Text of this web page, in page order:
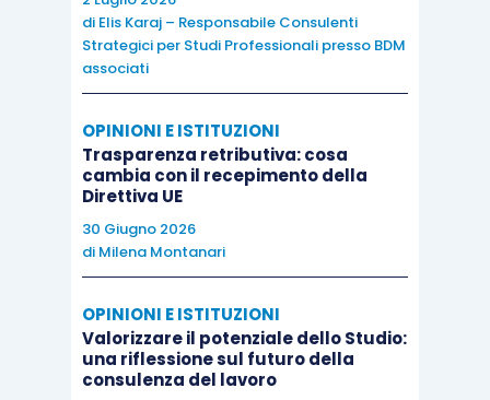
di Elis Karaj – Responsabile Consulenti
Strategici per Studi Professionali presso BDM
associati
OPINIONI E ISTITUZIONI
Trasparenza retributiva: cosa
cambia con il recepimento della
Direttiva UE
30 Giugno 2026
di Milena Montanari
OPINIONI E ISTITUZIONI
Valorizzare il potenziale dello Studio:
una riflessione sul futuro della
consulenza del lavoro